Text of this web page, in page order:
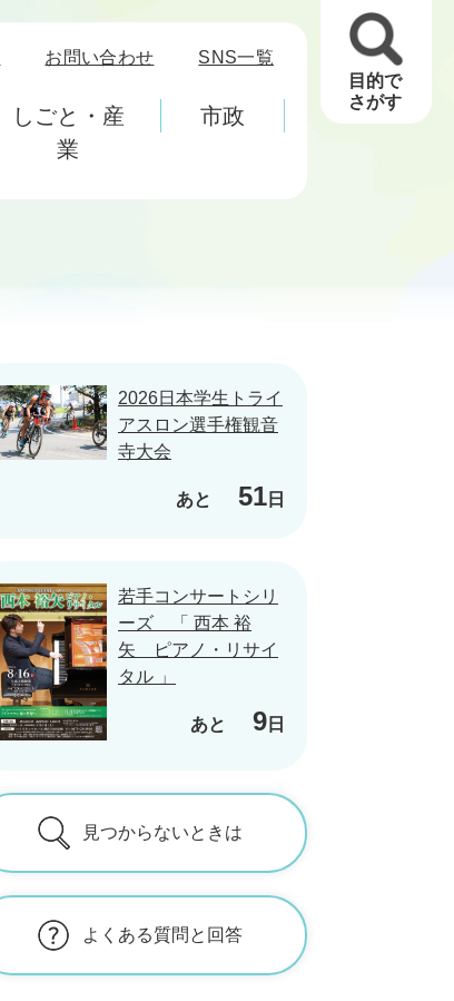
お問い合わせ SNS一覧
しごと・産
業
市政
目的で
さがす
2026日本学生トライ
アスロン選手権観音
寺大会
あと 51 日
若手コンサートシリ
ーズ 「 西本 裕
矢 ピアノ・リサイ
タル 」
あと 9 日
見つからないときは
よくある質問と回答